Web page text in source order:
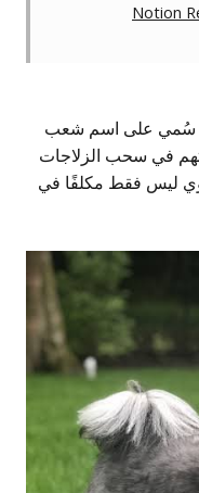
Notion
سُمي على اسم شعب
في سحب الزلاجات
ليس فقط مكلفًا في